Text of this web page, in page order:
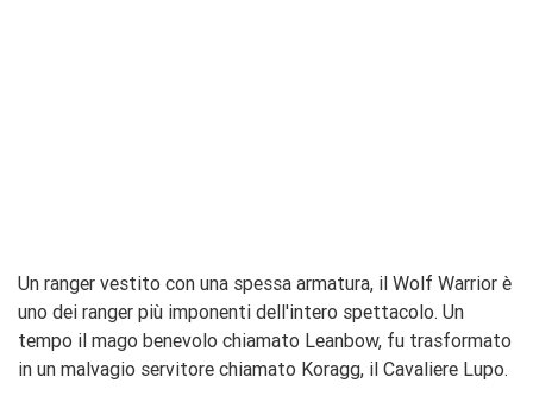
Un ranger vestito con una spessa armatura, il Wolf Warrior è
uno dei ranger più imponenti dell'intero spettacolo. Un
tempo il mago benevolo chiamato Leanbow, fu trasformato
in un malvagio servitore chiamato Koragg, il Cavaliere Lupo.